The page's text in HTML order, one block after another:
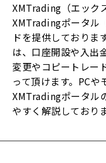
XMTrading（エック
XMTradingポータル
ドを提供しておりま
は、口座開設や入出
変更やコピートレー
って頂けます。PC
XMTradingポータル
やすく解説しておりま